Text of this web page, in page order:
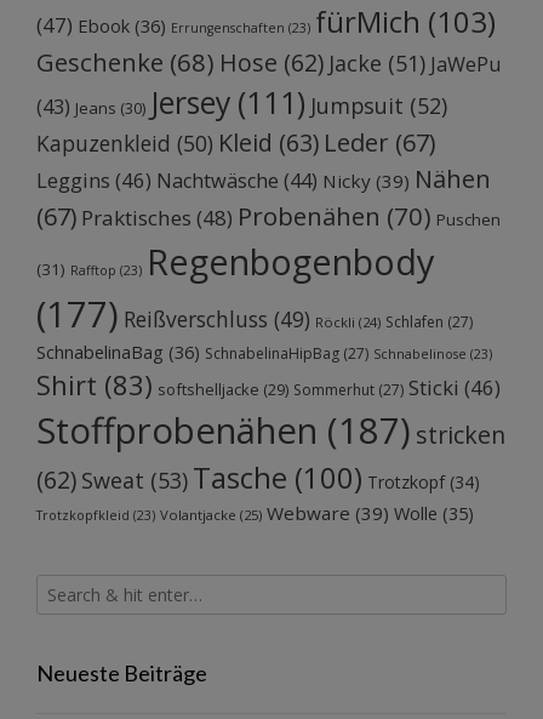
(47) Ebook (36) Errungenschaften (23) fürMich (103)
Geschenke (68) Hose (62) Jacke (51) JaWePu
(43) Jeans (30) Jersey (111) Jumpsuit (52)
Kapuzenkleid (50) Kleid (63) Leder (67)
Leggins (46) Nachtwäsche (44) Nicky (39) Nähen
(67) Praktisches (48) Probenähen (70) Puschen
(31) Rafftop (23) Regenbogenbody
(177) Reißverschluss (49) Röckli (24) Schlafen (27)
SchnabelinaBag (36) SchnabelinaHipBag (27) Schnabelinose (23)
Shirt (83) softshelljacke (29) Sommerhut (27) Sticki (46)
Stoffprobenähen (187) stricken
(62) Sweat (53) Tasche (100) Trotzkopf(34)
Trotzkopfkleid (23) Volantjacke (25) Webware (39) Wolle (35)
Neueste Beiträge